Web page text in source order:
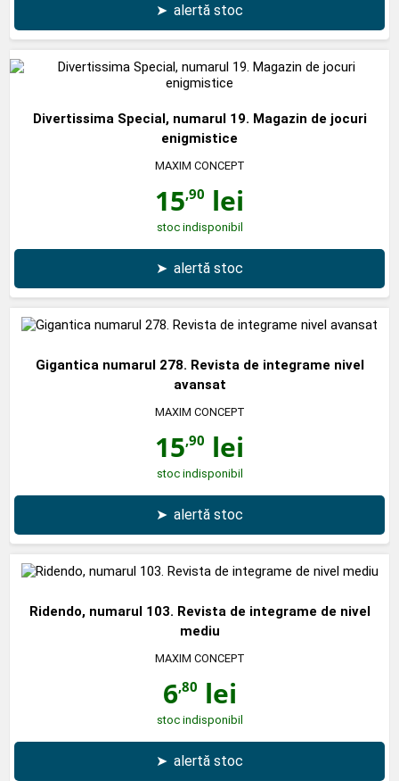
➤ alertă stoc
Divertissima Special, numarul 19. Magazin de jocuri
enigmistice
MAXIM CONCEPT
15,90 lei
stoc indisponibil
➤ alertă stoc
Gigantica numarul 278. Revista de integrame nivel
avansat
MAXIM CONCEPT
15,90 lei
stoc indisponibil
➤ alertă stoc
Ridendo, numarul 103. Revista de integrame de nivel
mediu
MAXIM CONCEPT
6,80 lei
stoc indisponibil
➤ alertă stoc